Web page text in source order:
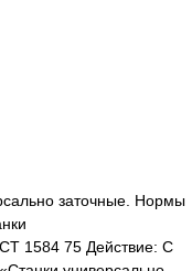
заточные. Нормы
1584 75 Действие: С